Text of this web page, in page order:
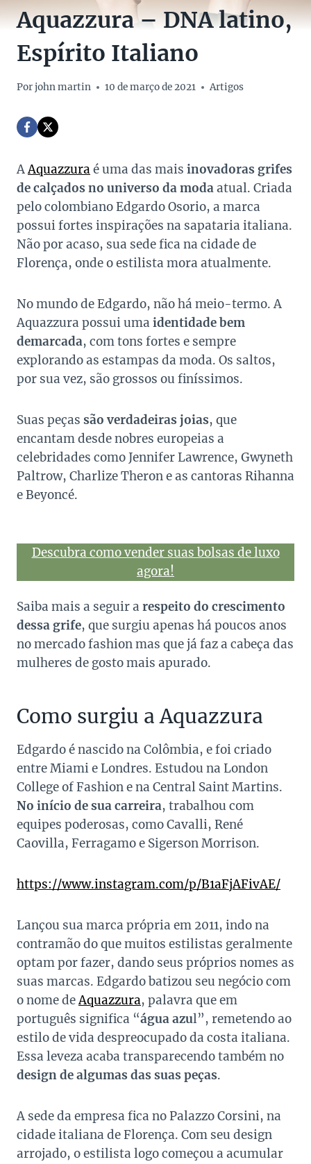
Aquazzura – DNA latino,
Espírito Italiano
Porjohn martin 10 de março de 2021 Artigos
AAquazzura é uma das mais inovadoras grifes
de calçados no universo da modaatual. Criada
pelo colombiano Edgardo Osorio, a marca
possui fortes inspirações na sapataria italiana.
Não por acaso, sua sede fica na cidade de
Florença, onde o estilista mora atualmente.
No mundo de Edgardo, não há meio-termo. A
Aquazzura possui uma identidade bem
demarcada, com tons fortes e sempre
explorando as estampas da moda. Os saltos,
por sua vez, são grossos ou finíssimos.
Suas peças são verdadeiras joias, que
encantam desde nobres europeias a
celebridades como Jennifer Lawrence, Gwyneth
Paltrow, Charlize Theron e as cantoras Rihanna
e Beyoncé.
Descubra como vender suas bolsas de luxo
agora!
Saiba mais a seguir a respeito do crescimento
dessa grife, que surgiu apenas há poucos anos
no mercado fashion mas que já faz a cabeça das
mulheres de gosto mais apurado.
Como surgiu a Aquazzura
Edgardo é nascido na Colômbia, e foi criado
entre Miami e Londres. Estudou na London
College of Fashion e na Central Saint Martins.
No início de sua carreira, trabalhou com
equipes poderosas, como Cavalli, René
Caovilla, Ferragamo e Sigerson Morrison.
https://www.instagram.com/p/B1aFjAFivAE/
Lançou sua marca própria em 2011, indo na
contramão do que muitos estilistas geralmente
optam por fazer, dando seus próprios nomes as
suas marcas. Edgardo batizou seu negócio com
o nome deAquazzura, palavra que em
português significa “água azul”, remetendo ao
estilo de vida despreocupado da costa italiana.
Essa leveza acaba transparecendo também no
design de algumas das suas peças.
A sede da empresa fica no Palazzo Corsini, na
cidade italiana de Florença. Com seu design
arrojado, o estilista logo começou a acumular